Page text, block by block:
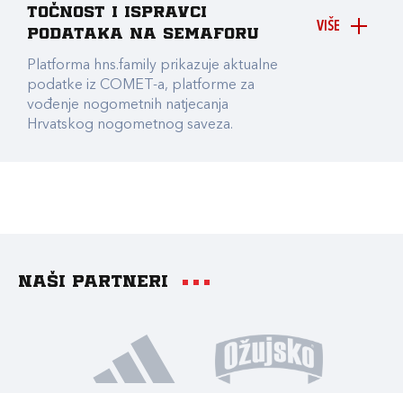
VIŠE
točnost i ispravci
podataka na Semaforu
Platforma hns.family prikazuje aktualne
podatke iz COMET-a, platforme za
vođenje nogometnih natjecanja
Hrvatskog nogometnog saveza.
Naši partneri